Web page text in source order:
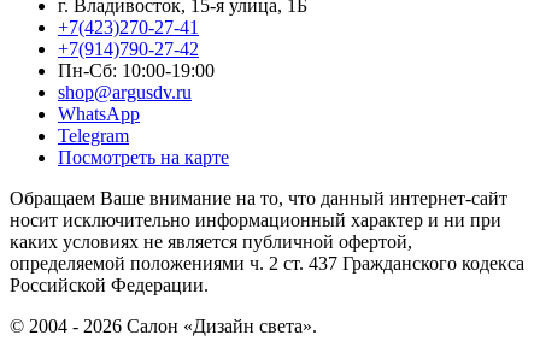
г. Владивосток, 15-я улица, 1Б
+7(423)270-27-41
+7(914)790-27-42
Пн-Сб: 10:00-19:00
shop@argusdv.ru
WhatsApp
Telegram
Посмотреть на карте
Обращаем Ваше внимание на то, что данный интернет-сайт
носит исключительно информационный характер и ни при
каких условиях не является публичной офертой,
определяемой положениями ч. 2 ст. 437 Гражданского кодекса
Российской Федерации.
© 2004 - 2026 Салон «Дизайн света».